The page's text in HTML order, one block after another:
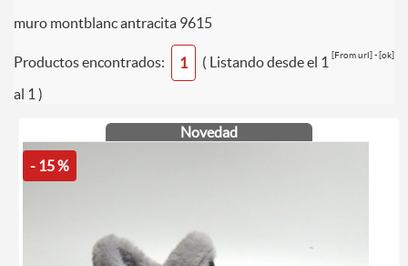
muro montblanc antracita 9615
[From url] - [ok]
Productos encontrados: 1
( Listando desde el 1
al 1 )
Novedad
- 15 %